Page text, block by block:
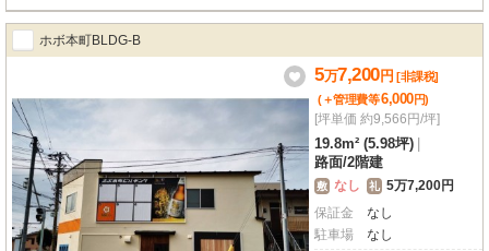
３ヵ所設置され、新設されたものです★内装はスケルトンでお好みの内装に改
造可能★都市ガス給湯器＆寒冷地仕様の冷暖房エアコン付で快適な店舗★ まず
は内覧いかがですか?(*´∀)ノ★お問い合わせはOKハウス函館店(0138-85-8622)
ホボ本町BLDG-B
5万7,200円 [非課税]
(＋管理費等6,000円)
[坪単価 約9,566円/坪]
19.8m² (5.98坪)
路面/2階建
敷 なし 礼 5万7,200円
保証金
なし
駐車場
なし